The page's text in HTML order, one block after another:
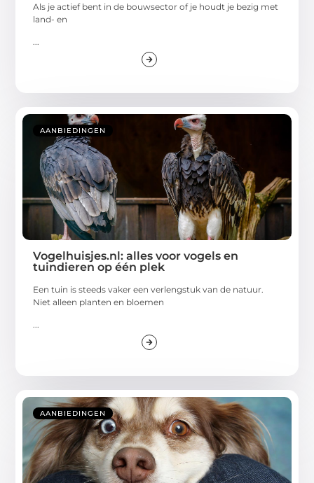
Als je actief bent in de bouwsector of je houdt je bezig met
land- en
AANBIEDINGEN
Vogelhuisjes.nl: alles voor vogels en
tuindieren op één plek
Een tuin is steeds vaker een verlengstuk van de natuur.
Niet alleen planten en bloemen
...
AANBIEDINGEN